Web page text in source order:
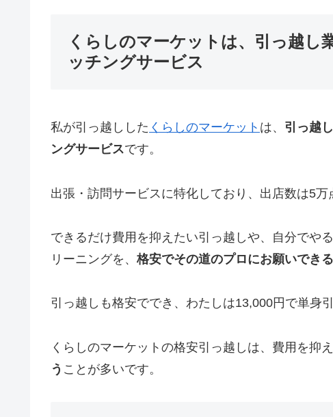
くらしのマーケットは、引っ越し
ッチングサービス
私が引っ越しした くらしのマーケット は、 引っ越
ングサービスです。
出張・訪問サービスに特化しており、出店数は5万
できるだけ費用を抑えたい引っ越しや、自分でや
リーニングを、格安でその道のプロにお願いできる
引っ越しも格安ででき、わたしは13,000円で単身
くらしのマーケットの格安引っ越しは、費用を抑え
う ことが多いです。